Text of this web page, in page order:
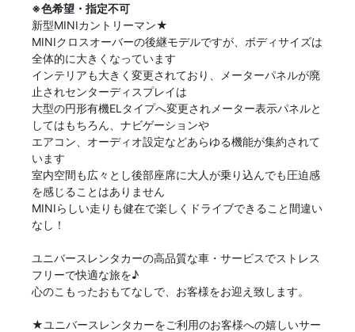
※色希望・指定不可
新型MINIカントリーマン★
MINIクロスオーバーの後継モデルですが、ボディサイズは
全体的に大きくなっています
インテリアも大きく変更されており、メーターパネルが廃
止されセンターディスプレイは
大型の円形有機ELタイプへ変更されメーター表示パネルと
してはもちろん、ナビゲーションや
エアコン、オーディオ設定などあらゆる機能が集約されて
います
室内空間も広々とし後部座席に大人が乗り込んでも圧迫感
を感じることはありません
MINIらしい走りも健在で楽しくドライブできること間違い
なし！
ユニバースレンタカーの高品質な車・サービスでストレス
フリーで快適な旅を♪
心のこもったおもてなしで、お客様をお迎え致します。
★ユニバースレンタカーをご利用のお客様への嬉しいサー